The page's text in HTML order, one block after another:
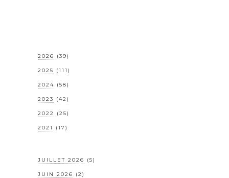
2026 (39)
2025 (111)
2024 (58)
2023 (42)
2022 (25)
2021 (17)
JUILLET 2026 (5)
JUIN 2026 (2)